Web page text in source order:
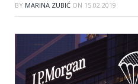
BY MARINA ZUBIĆ ON 15.02.2019